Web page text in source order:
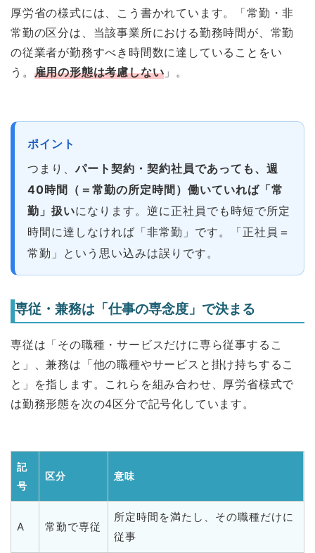
厚労省の様式には、こう書かれています。「常勤・非
常勤の区分は、当該事業所における勤務時間が、常勤
の従業者が勤務すべき時間数に達していることをい
う。 雇用の形態は考慮しない 」。
ポイント
つまり、パート契約・契約社員であっても、週
40時間（＝常勤の所定時間）働いていれば「常
勤」扱いになります。逆に正社員でも時短で所定
時間に達しなければ「非常勤」です。「正社員＝
常勤」という思い込みは誤りです。
専従・兼務は「仕事の専念度」で決まる
専従は「その職種・サービスだけに専ら従事するこ
と」、兼務は「他の職種やサービスと掛け持ちするこ
と」を指します。これらを組み合わせ、厚労省様式で
は勤務形態を次の4区分で記号化しています。
記
号
区分 意味
A 常勤で専従
所定時間を満たし、その職種だけに
従事